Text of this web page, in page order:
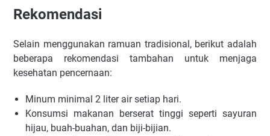
Rekomendasi
Selain menggunakan ramuan tradisional, berikut adalah
beberapa rekomendasi tambahan untuk menjaga
kesehatan pencernaan:
Minum minimal 2 liter air setiap hari.
Konsumsi makanan berserat tinggi seperti sayuran
hijau, buah-buahan, dan biji-bijian.